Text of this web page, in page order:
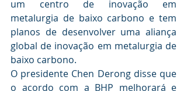
um centro de inovação em
metalurgia de baixo carbono e tem
planos de desenvolver uma aliança
global de inovação em metalurgia de
baixo carbono.
O presidente Chen Derong disse que
o acordo com a BHP melhorará e